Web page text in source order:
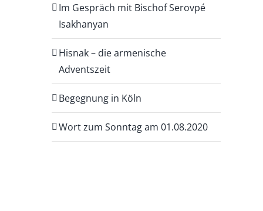
Im Gespräch mit Bischof Serovpé
Isakhanyan
Hisnak – die armenische
Adventszeit
Begegnung in Köln
Wort zum Sonntag am 01.08.2020